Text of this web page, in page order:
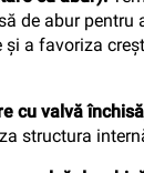
de abur pentru
a favoriza
cu valvă
structura